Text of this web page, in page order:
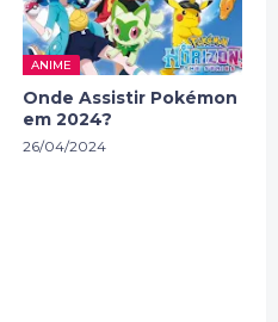
ANIME
Onde Assistir Pokémon
em 2024?
26/04/2024